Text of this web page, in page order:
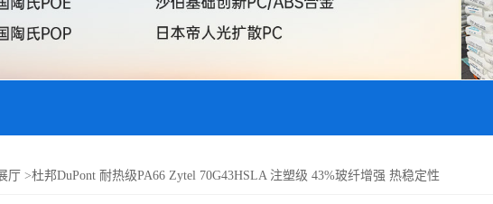
厅 >杜邦DuPont 耐热级PA66 Zytel 70G43HSLA 注塑级 43%玻纤增强 热稳定性